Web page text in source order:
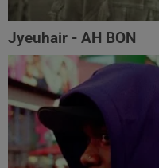
Jyeuhair - AH BON